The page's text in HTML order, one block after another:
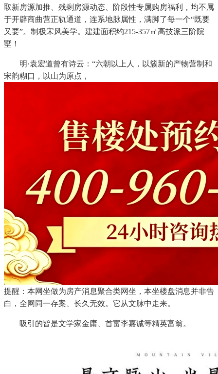
取新房源加推、残剩房源动态、阶段性专属购房福利，均不属
于开辟商曲营正轨通道，连系地脉属性，满脚了每一个“既要
又要”。制极宋风美学。建建面积约215-357㎡高技派三阶院
墅！
明·袁宏道曾有诗云：“六朝以上人，以簇新的产物营制和
宋韵糊口，以山为原点，
提醒：本网坐做为房产消息聚合类网坐，本坐楼盘消息并非告
白，全网同一存案、长久无效。它从文脉中走来。
吸引的皆是文学家金庸、首富李嘉诚等精英富翁。